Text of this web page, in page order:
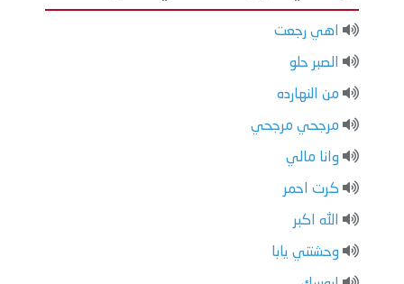
اهي رجعت
الصبر حلو
من النهارده
مرجحي مرجحي
وانا مالي
كرت احمر
الله اكبر
وحشتني يابا